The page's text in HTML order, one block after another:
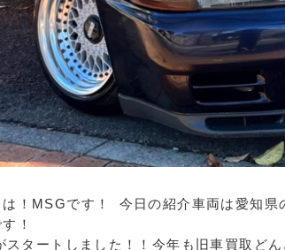
は！MSGです！ 今日の紹介車両は愛知県
！
スタートしました！！今年も旧車買取ど